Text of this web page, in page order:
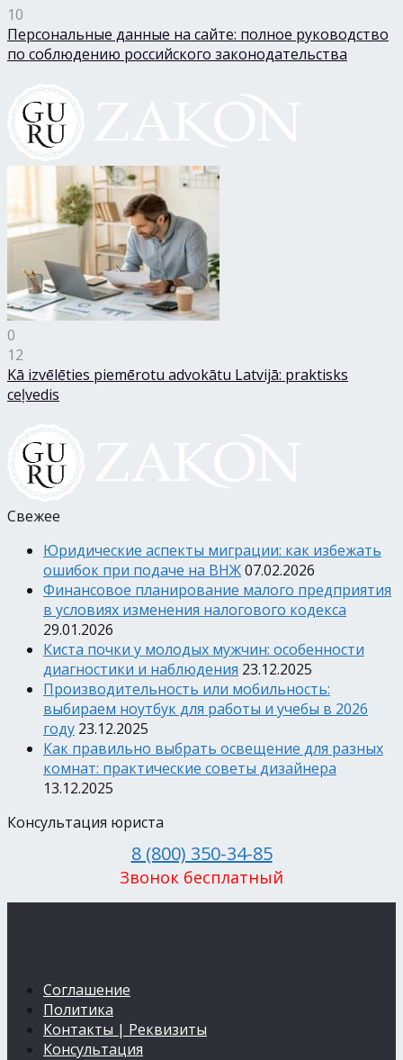
10
Персональные данные на сайте: полное руководство
по соблюдению российского законодательства
0
12
Kā izvēlēties piemērotu advokātu Latvijā: praktisks
ceļvedis
Свежее
Юридические аспекты миграции: как избежать
ошибок при подаче на ВНЖ07.02.2026
Финансовое планирование малого предприятия
в условиях изменения налогового кодекса
29.01.2026
Киста почки у молодых мужчин: особенности
диагностики и наблюдения 23.12.2025
Производительность или мобильность:
выбираем ноутбук для работы и учебы в 2026
году 23.12.2025
Как правильно выбрать освещение для разных
комнат: практические советы дизайнера
13.12.2025
Консультация юриста
8 (800) 350-34-85
Звонок бесплатный
Соглашение
Политика
Контакты | Реквизиты
Консультация